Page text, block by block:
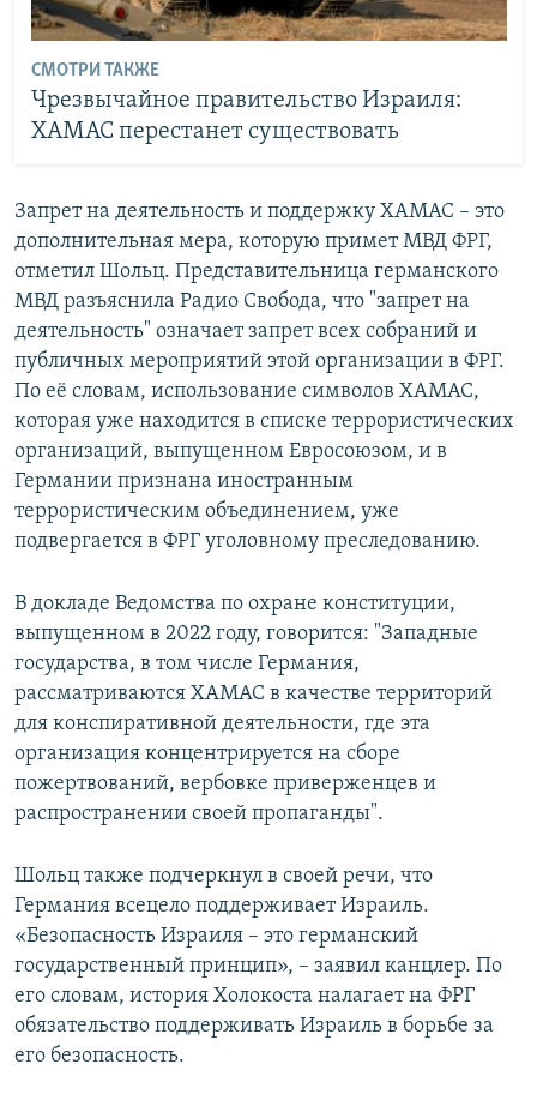
СМОТРИ ТАКЖЕ
Чрезвычайное правительство Израиля:
ХАМАС перестанет существовать
Запрет на деятельность и поддержку ХАМАС – это
дополнительная мера, которую примет МВД ФРГ,
отметил Шольц. Представительница германского
МВД разъяснила Радио Свобода, что "запрет на
деятельность" означает запрет всех собраний и
публичных мероприятий этой организации в ФРГ.
По её словам, использование символов ХАМАС,
которая уже находится в списке террористических
организаций, выпущенном Евросоюзом, и в
Германии признана иностранным
террористическим объединением, уже
подвергается в ФРГ уголовному преследованию.
В докладе Ведомства по охране конституции,
выпущенном в 2022 году, говорится: "Западные
государства, в том числе Германия,
рассматриваются ХАМАС в качестве территорий
для конспиративной деятельности, где эта
организация концентрируется на сборе
пожертвований, вербовке приверженцев и
распространении своей пропаганды".
Шольц также подчеркнул в своей речи, что
Германия всецело поддерживает Израиль.
«Безопасность Израиля – это германский
государственный принцип», – заявил канцлер. По
его словам, история Холокоста налагает на ФРГ
обязательство поддерживать Израиль в борьбе за
его безопасность.